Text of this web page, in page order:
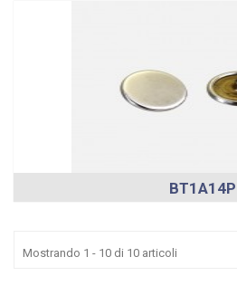
BT1A14P
Mostrando 1 - 10 di 10 articoli